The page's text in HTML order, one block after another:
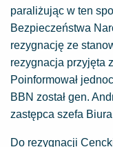
paraliżując w ten
Bezpieczeństwa
rezygnację ze
rezygnacja przyjęta
Poinformował
BBN został gen.
zastępca szefa
Do rezygnacji